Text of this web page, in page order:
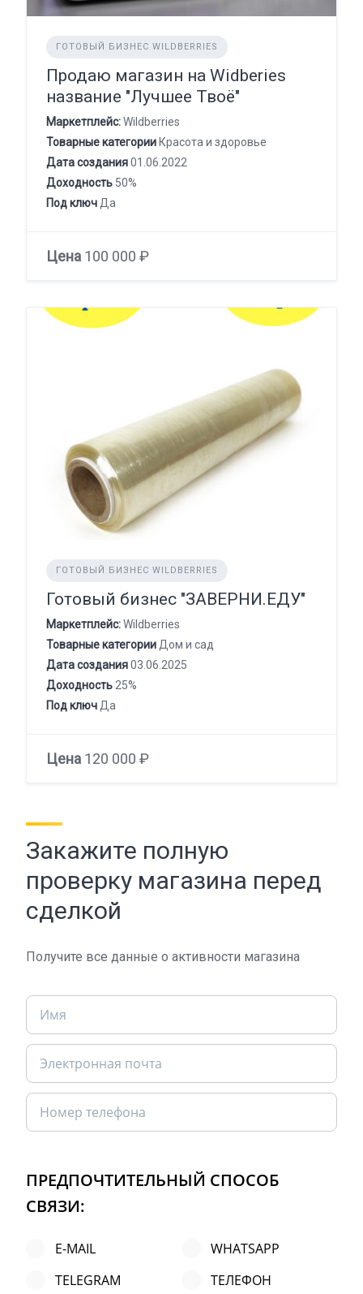
ГОТОВЫЙ БИЗНЕС WILDBERRIES
Продаю магазин на Widberies
название "Лучшее Твоё"
Маркетплейс:Wildberries
Товарные категорииКрасота и здоровье
Дата создания01.06.2022
Доходность 50%
Под ключ Да
Цена 100 000 ₽
ГОТОВЫЙ БИЗНЕС WILDBERRIES
Готовый бизнес "ЗАВЕРНИ.ЕДУ"
Маркетплейс:Wildberries
Товарные категории Дом и сад
Дата создания03.06.2025
Доходность 25%
Под ключ Да
Цена 120 000 ₽
Закажите полную
проверку магазина перед
сделкой
Получите все данные о активности магазина
ПРЕДПОЧТИТЕЛЬНЫЙ СПОСОБ
СВЯЗИ:
E-MAIL
WHATSAPP
TELEGRAM
ТЕЛЕФОН